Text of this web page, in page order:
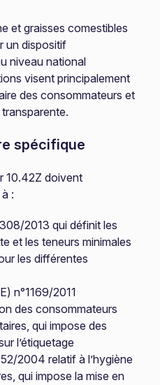
et graisses comestibles
un dispositif
niveau national
visent principalement
des consommateurs et
spécifique
10.42Z doivent
:
2013 qui définit les
et les teneurs minimales
les différentes
n°1169/2011
des consommateurs
qui impose des
l’étiquetage
2004 relatif à l’hygiène
qui impose la mise en